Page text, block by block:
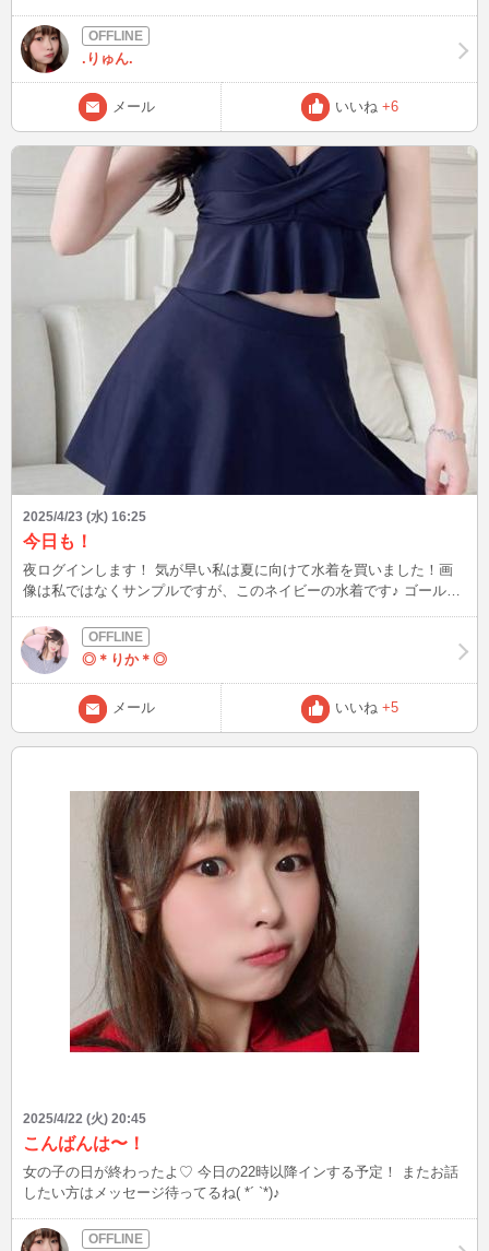
.りゅん.
メール いいね +6
2025/4/23 (水) 16:25
今日も！
夜ログインします！ 気が早い私は夏に向けて水着を買いました！画
像は私ではなくサンプルですが、このネイビーの水着です♪ ゴールデ
◎＊りか＊◎
メール いいね +5
2025/4/22 (火) 20:45
こんばんは〜！
女の子の日が終わったよ♡ 今日の22時以降インする予定！ またお話
したい方はメッセージ待ってるね( *´ `*)♪